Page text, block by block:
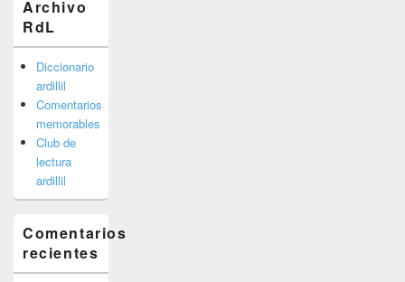
Archivo
RdL
Diccionario
ardillil
Comentarios
memorables
Club de
lectura
ardillil
Comentarios
recientes